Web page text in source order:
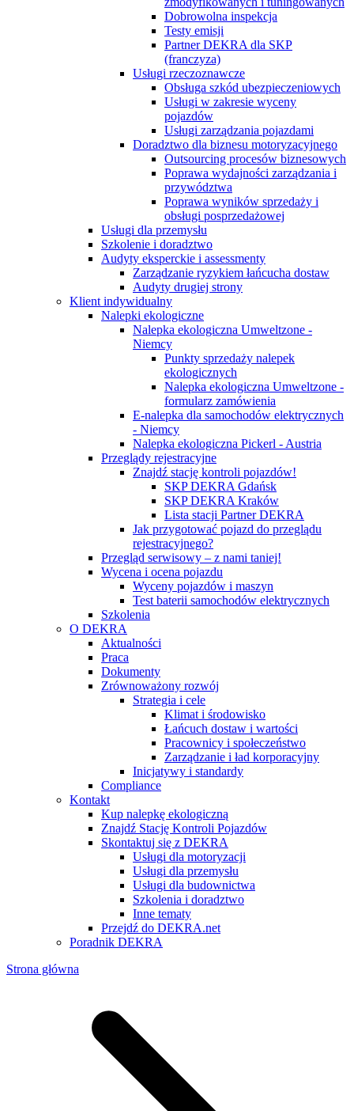
Dobrowolna inspekcja
Testy emisji
Partner DEKRA dla SKP
(franczyza)
Usługi rzeczoznawcze
Obsługa szkód ubezpieczeniowych
Usługi w zakresie wyceny
pojazdów
Usługi zarządzania pojazdami
Doradztwo dla biznesu motoryzacyjnego
Outsourcing procesów biznesowych
Poprawa wydajności zarządzania i
przywództwa
Poprawa wyników sprzedaży i
obsługi posprzedażowej
Usługi dla przemysłu
Szkolenie i doradztwo
Audyty eksperckie i assessmenty
Zarządzanie ryzykiem łańcucha dostaw
Audyty drugiej strony
Klient indywidualny
Nalepki ekologiczne
Nalepka ekologiczna Umweltzone -
Niemcy
Punkty sprzedaży nalepek
ekologicznych
Nalepka ekologiczna Umweltzone -
formularz zamówienia
E-nalepka dla samochodów elektrycznych
- Niemcy
Nalepka ekologiczna Pickerl - Austria
Przeglądy rejestracyjne
Znajdź stację kontroli pojazdów!
SKP DEKRA Gdańsk
SKP DEKRA Kraków
Lista stacji Partner DEKRA
Jak przygotować pojazd do przeglądu
rejestracyjnego?
Przegląd serwisowy – z nami taniej!
Wycena i ocena pojazdu
Wyceny pojazdów i maszyn
Test baterii samochodów elektrycznych
Szkolenia
O DEKRA
Aktualności
Praca
Dokumenty
Zrównoważony rozwój
Strategia i cele
Klimat i środowisko
Łańcuch dostaw i wartości
Pracownicy i społeczeństwo
Zarządzanie i ład korporacyjny
Inicjatywy i standardy
Compliance
Kontakt
Kup nalepkę ekologiczną
Znajdź Stację Kontroli Pojazdów
Skontaktuj się z DEKRA
Usługi dla motoryzacji
Usługi dla przemysłu
Usługi dla budownictwa
Szkolenia i doradztwo
Inne tematy
Przejdź do DEKRA.net
Poradnik DEKRA
Strona główna